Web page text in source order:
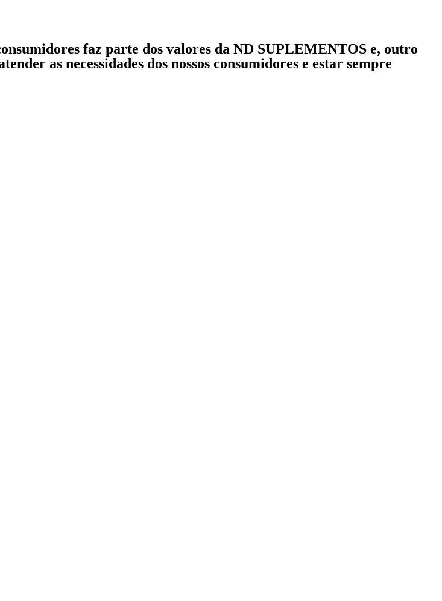
faz parte dos valores da ND SUPLEMENTOS e, outro
as necessidades dos nossos consumidores e estar sempre